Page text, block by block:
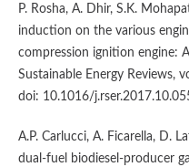
P. Rosha, A. Dhir, S.K.
induction on the various
compression ignition engine:
Sustainable Energy Reviews,
doi: 10.1016/
A.P. Carlucci, A. Ficarella, D.
dual-fuel biodiesel-producer